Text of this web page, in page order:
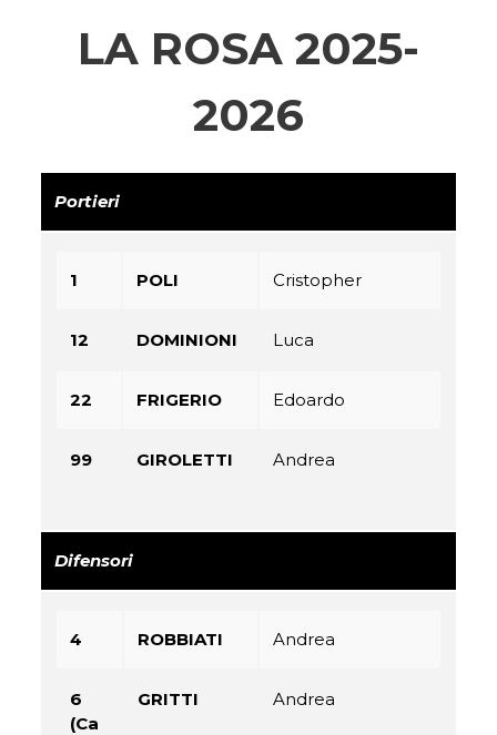
LA ROSA 2025-
2026
Portieri
1 POLI Cristopher
12 DOMINIONI Luca
22 FRIGERIO Edoardo
99 GIROLETTI Andrea
Difensori
4 ROBBIATI Andrea
6
(Ca
GRITTI Andrea